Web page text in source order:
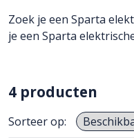
Zoek je een Sparta
je een Sparta
4 producten
Sorteer op: